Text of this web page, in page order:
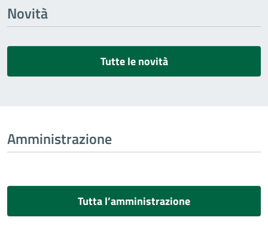
Novità
Tutte le novità
Amministrazione
Tutta l’amministrazione